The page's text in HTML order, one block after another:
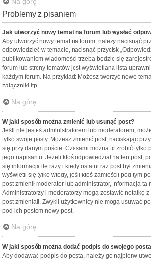
Problemy z pisaniem
Jak utworzyć nowy temat na forum lub wysłać
Aby utworzyć nowy temat na forum, należy nacisnąć
odpowiedzieć w temacie, nacisnąć przycisk
publikowaniem wiadomości trzeba będzie się
forum lub strony tematów jest wyświetlana lista
każdym forum. Na przykład: Możesz tworzyć nowe
załączniki itp.
Na górę
W jaki sposób można zmienić lub usunąć post?
Jeśli nie jesteś administratorem lub moderatorem,
tylko swoje posty. Możesz zmienić post, naciskając
się przy danym poście. Czasami można to zrobić tylko
jego napisaniu. Jeżeli ktoś odpowiedział na ten post,
się informacja ile razy i kiedy ostatni raz post był
wyświetli się tylko wtedy, jeśli ktoś zamieścił pod tym
post zmienił moderator lub administrator, informacja ta
Administratorzy i moderatorzy mogą zostawić notatkę
post zmieniali. Zwykli użytkownicy nie mogą usuwać
pod ich postem nowy post.
Na górę
W jaki sposób można dodać podpis do swojego
Aby dodawać podpis do posta, należy go najpierw